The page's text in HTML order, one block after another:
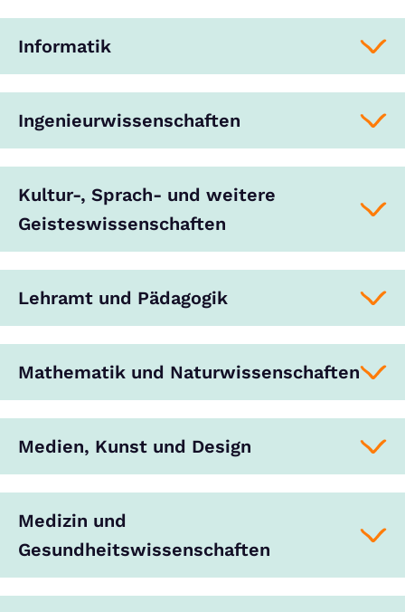
Informatik
Ingenieurwissenschaften
Kultur-, Sprach- und weitere
Geisteswissenschaften
Lehramt und Pädagogik
Mathematik und Naturwissenschaften
Medien, Kunst und Design
Medizin und
Gesundheitswissenschaften